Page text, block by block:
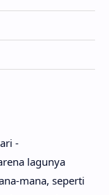
-
lagunya
mana, seperti